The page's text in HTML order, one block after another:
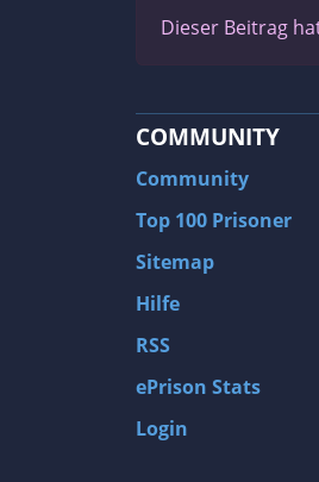
Dieser Beitrag
COMMUNITY
Community
Top 100 Prisoner
Sitemap
Hilfe
RSS
ePrison Stats
Login